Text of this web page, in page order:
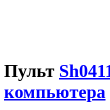
Пульт
компьютера